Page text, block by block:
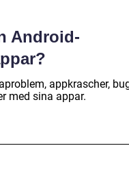
Android-
appkrascher,
med sina appar.